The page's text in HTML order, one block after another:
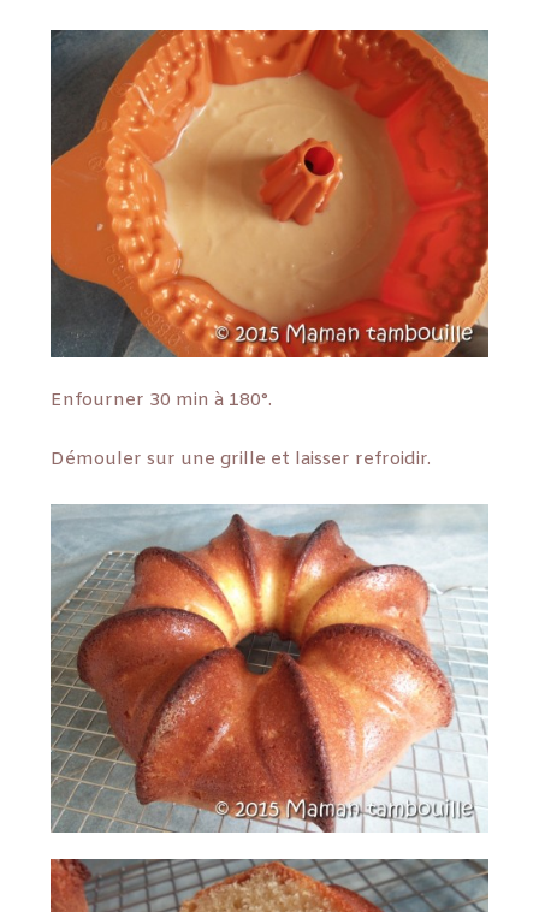
Enfourner 30 min à 180°.
Démouler sur une grille et laisser refroidir.